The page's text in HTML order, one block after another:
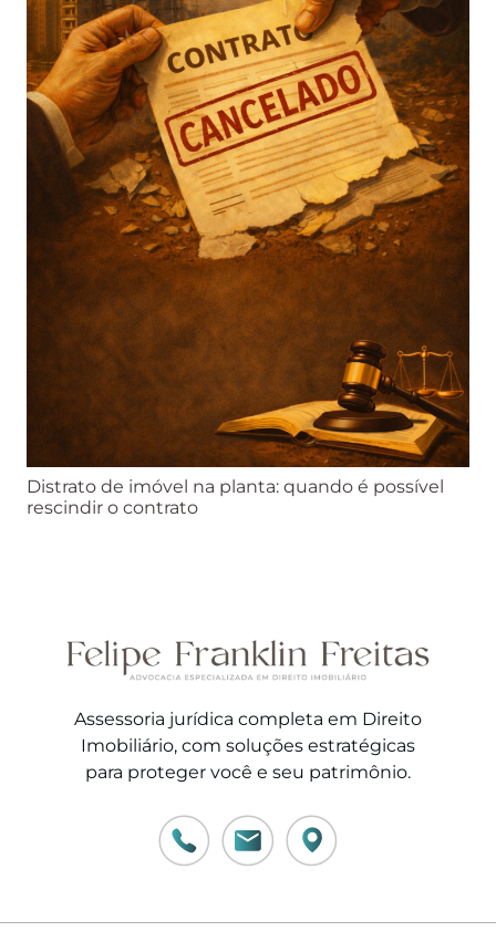
Distrato de imóvel na planta: quando é possível
rescindir o contrato
Assessoria jurídica completa em Direito
Imobiliário, com soluções estratégicas
para proteger você e seu patrimônio.